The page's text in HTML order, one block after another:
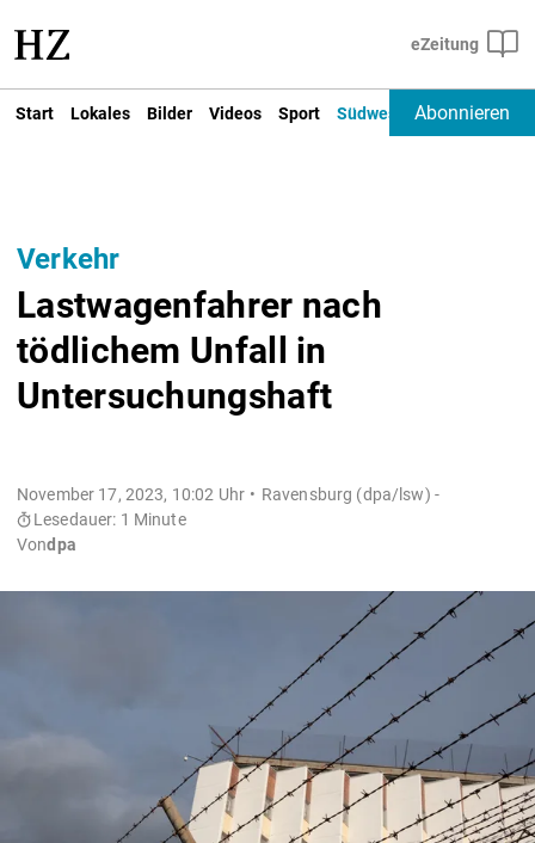
Start Lokales Bilder Videos Sport Südwest Deutschland
Abonnieren
Verkehr
Lastwagenfahrer nach
tödlichem Unfall in
Untersuchungshaft
November 17, 2023, 10:02 Uhr
Ravensburg (dpa/lsw) -
Lesedauer: 1 Minute
Vondpa